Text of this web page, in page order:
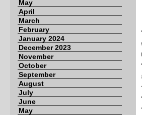
May
April
March
February
January 2024
December 2023
November
October
September
August
July
June
May